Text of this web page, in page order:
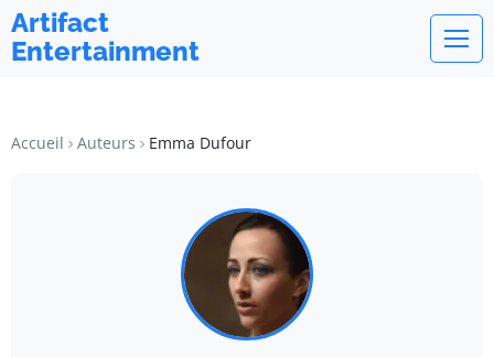
Artifact
Entertainment
Accueil Auteurs Emma Dufour